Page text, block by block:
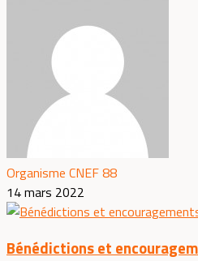
Organisme CNEF 88
14 mars 2022
Bénédictions et